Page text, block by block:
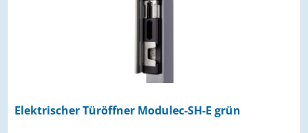
Elektrischer Türöffner Modulec-SH-E grün